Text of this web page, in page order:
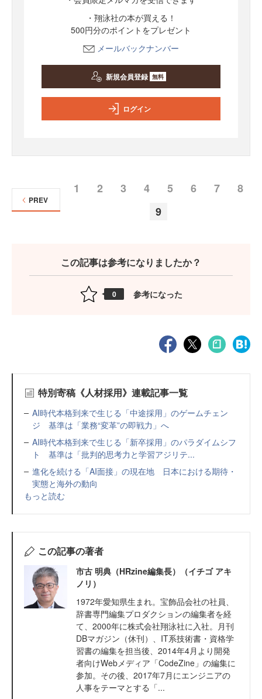
・翔泳社の本が買える！
500円分のポイントをプレゼント
メールバックナンバー
新規会員登録 無料
ログイン
1 2 3 4 5 6 7
8
9
PREV
この記事は参考になりましたか？
0 参考になった
特別寄稿《人材採用》連載記事一覧
AI時代本格到来で生じる「中途採用」のゲームチェン
ジ 基準は「業務“変革”の即戦力」へ
AI時代本格到来で生じる「新卒採用」のパラダイムシフ
ト 基準は「批判的思考力と学習アジリテ...
進化を続ける「AI面接」の現在地 日本における期待・
実態と海外の動向
もっと読む
この記事の著者
市古 明典（HRzine編集長）（イチゴ アキ
ノリ）
1972年愛知県生まれ。宝飾品会社の社員、
辞書専門編集プロダクションの編集者を経
て、2000年に株式会社翔泳社に入社。月刊
DBマガジン（休刊）、IT系技術書・資格学
習書の編集を担当後、2014年4月より開発
者向けWebメディア「CodeZine」の編集に
参加。その後、2017年7月にエンジニアの
人事をテーマとする「...